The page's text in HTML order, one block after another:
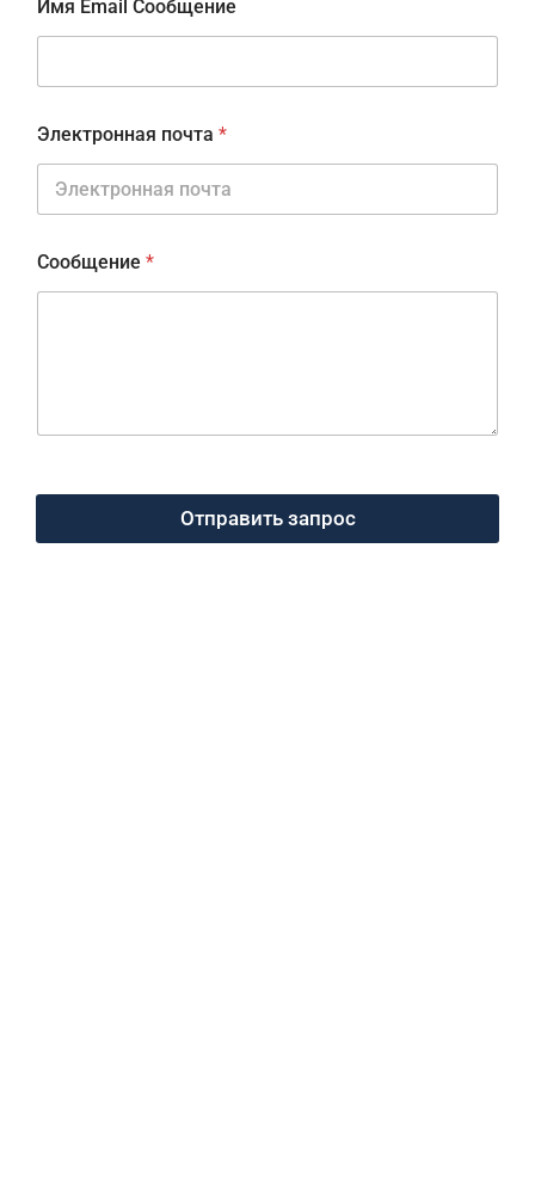
Имя Email Сообщение
Электронная почта *
Сообщение *
Отправить запрос